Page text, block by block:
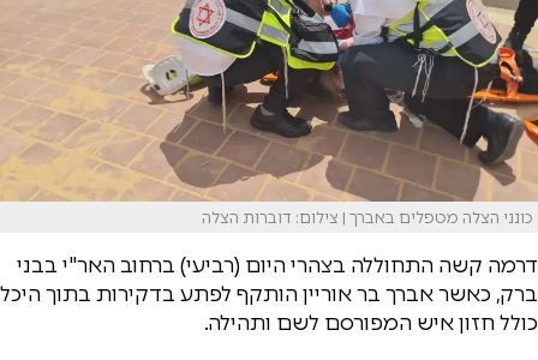
כונני הצלה מטפלים באברך | צילום: דוברות הצלה
דרמה קשה התחוללה בצהרי היום (רביעי) ברחוב האר"י בבני
ברק, כאשר אברך בר אוריין הותקף לפתע בדקירות בתוך היכל
כולל חזון איש המפורסם לשם ותהילה.